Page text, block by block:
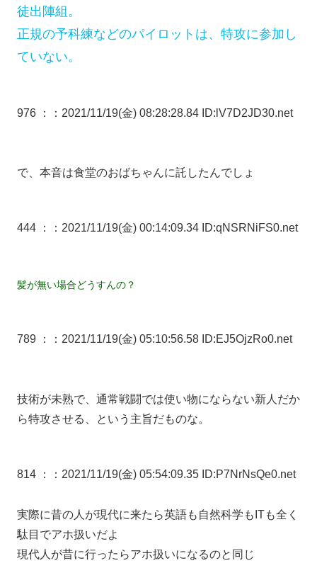
徒出陣組。
正規の予科練などのパイロットは、特攻に参加し
ていない。
976 ： ：2021/11/19(金) 08:28:28.84 ID:lV7D2JD30.net
で、本音は食堂のおばちゃんに託したんでしょ
444 ： ：2021/11/19(金) 00:14:09.34 ID:qNSRNiFS0.net
髪が無い場合どうすんの？
789 ： ：2021/11/19(金) 05:10:56.58 ID:EJ5OjzRo0.net
技術が未熟で、通常戦闘では使い物にならない新人だか
ら特攻させる、という主旨だものな。
814 ： ：2021/11/19(金) 05:54:09.35 ID:P7NrNsQe0.net
実際に昔の人が現代に来たら英語も自然科学もITも全く
駄目でアホ扱いだよ
現代人が昔に行ったらアホ扱いになるのと同じ